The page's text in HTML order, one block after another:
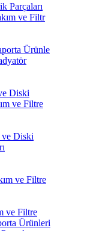
Parçaları
ve Filtr
Ürünle
Diski
ve Filtre
ve Diski
ve Filtre
ve Filtre
Ürünleri